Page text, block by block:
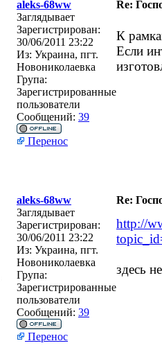
aleks-68ww
Re:
Заглядывает
Зарегистрирован:
30/06/2011 23:22
Из: Украина, пгт.
Новониколаевка
Група:
Зарегистрированные
пользователи
Сообщений: 39
К
Если
Перенос
aleks-68ww
Re:
Заглядывает
Зарегистрирован:
30/06/2011 23:22
Из: Украина, пгт.
Новониколаевка
Група:
Зарегистрированные
пользователи
Сообщений: 39
http://
здесь
Перенос